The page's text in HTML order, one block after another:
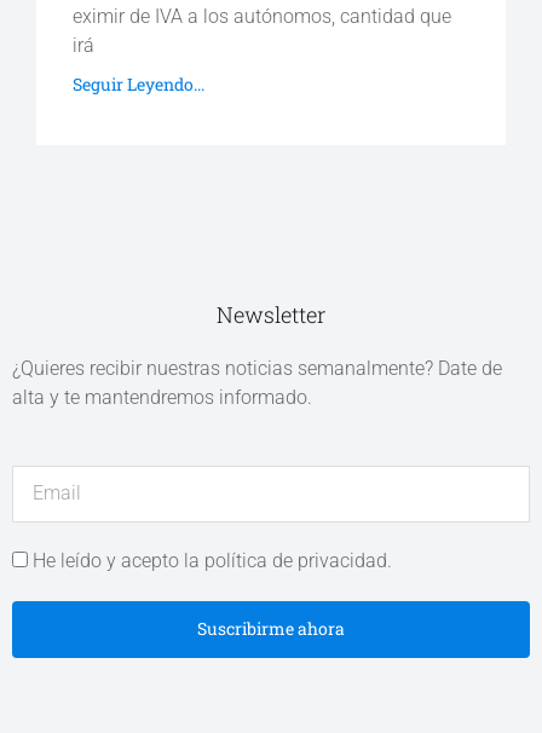
eximir de IVA a los autónomos, cantidad que
irá
Seguir Leyendo...
Newsletter
¿Quieres recibir nuestras noticias semanalmente? Date de
alta y te mantendremos informado.
He leído y acepto la política de privacidad.
Suscribirme ahora